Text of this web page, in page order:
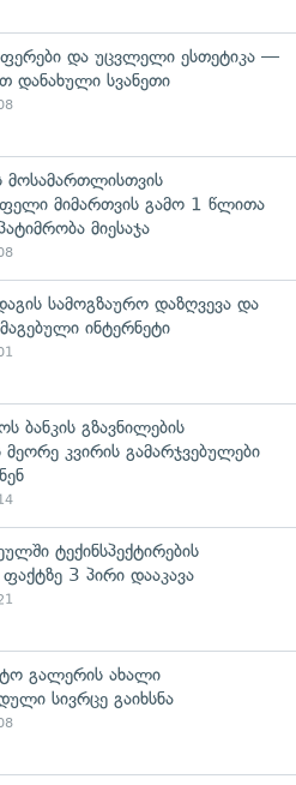
და უცვლელი ესთეტიკა —
დანახული სვანეთი
მოსამართლისთვის
მიმართვის გამო 1 წლითა
მიესაჯა
სამოგზაურო დაზღვევა და
ინტერნეტი
ბანკის გზავნილების
მეორე კვირის გამარჯვებულები
ტექინსპექტირების
3 პირი დააკავა
გალერის ახალი
სივრცე გაიხსნა